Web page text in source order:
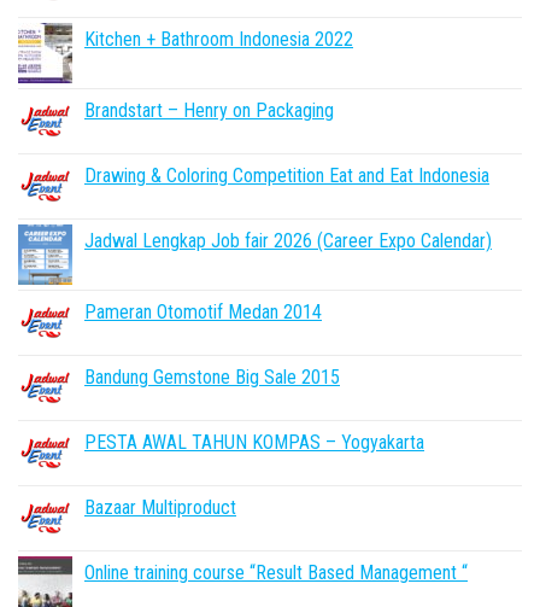
Kitchen + Bathroom Indonesia 2022
Brandstart – Henry on Packaging
Drawing & Coloring Competition Eat and Eat Indonesia
Jadwal Lengkap Job fair 2026 (Career Expo Calendar)
Pameran Otomotif Medan 2014
Bandung Gemstone Big Sale 2015
PESTA AWAL TAHUN KOMPAS – Yogyakarta
Bazaar Multiproduct
Online training course “Result Based Management “